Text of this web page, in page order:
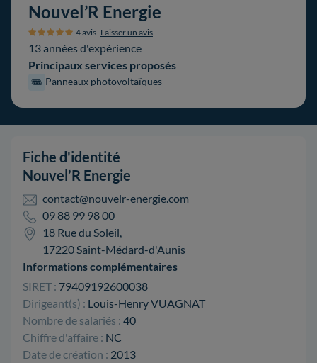
Nouvel’R Energie
4 avis Laisser un avis
13 années d'expérience
Principaux services proposés
Panneaux photovoltaïques
Fiche d'identité
Nouvel’R Energie
contact@nouvelr-energie.com
09 88 99 98 00
18 Rue du Soleil,
17220 Saint-Médard-d'Aunis
Informations complémentaires
SIRET : 79409192600038
Dirigeant(s) : Louis-Henry VUAGNAT
Nombre de salariés : 40
Chiffre d'affaire : NC
Date de création : 2013